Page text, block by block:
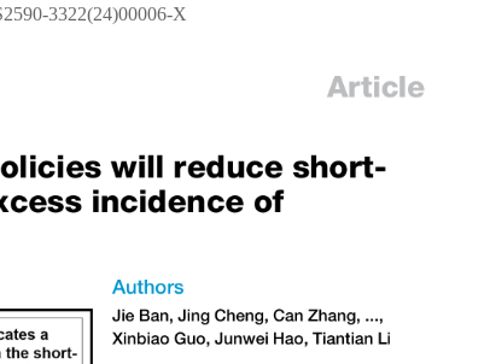
3322(24)00006-X